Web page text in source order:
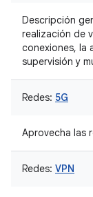
Descripción
realización de
conexiones, la
supervisión y
Redes: 5G
Aprovecha las
Redes: VPN